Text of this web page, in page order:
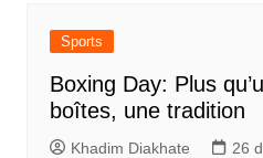
Sports
Boxing Day: Plus
boîtes, une tradition
Khadim Diakhate 26